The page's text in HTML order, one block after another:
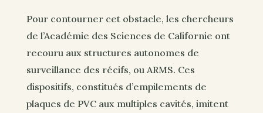
Pour contourner cet obstacle, les chercheurs
de l’Académie des Sciences de Californie ont
recouru aux structures autonomes de
surveillance des récifs, ou ARMS. Ces
dispositifs, constitués d’empilements de
plaques de PVC aux multiples cavités, imitent